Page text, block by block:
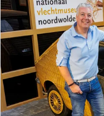
i
n
a
t
r
a